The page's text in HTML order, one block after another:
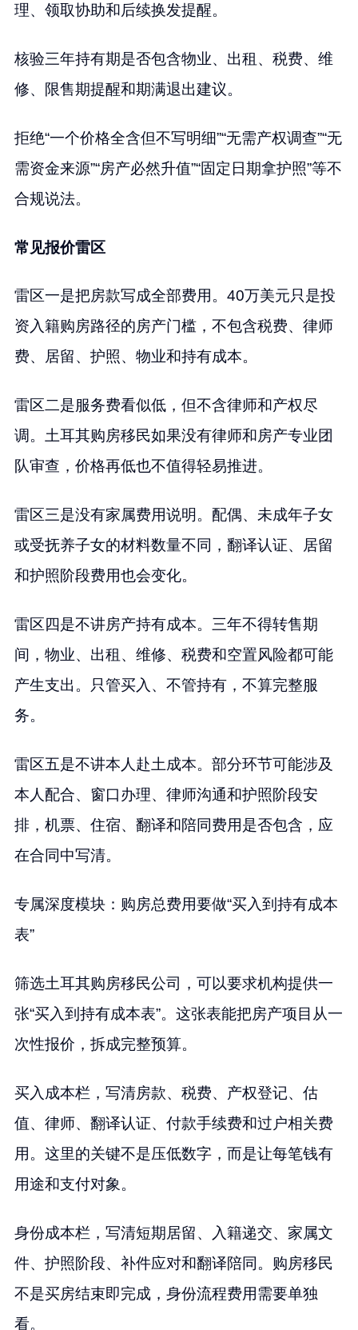
理、领取协助和后续换发提醒。
核验三年持有期是否包含物业、出租、税费、维
修、限售期提醒和期满退出建议。
拒绝“一个价格全含但不写明细”“无需产权调查”“无
需资金来源”“房产必然升值”“固定日期拿护照”等不
合规说法。
常见报价雷区
雷区一是把房款写成全部费用。40万美元只是投
资入籍购房路径的房产门槛，不包含税费、律师
费、居留、护照、物业和持有成本。
雷区二是服务费看似低，但不含律师和产权尽
调。土耳其购房移民如果没有律师和房产专业团
队审查，价格再低也不值得轻易推进。
雷区三是没有家属费用说明。配偶、未成年子女
或受抚养子女的材料数量不同，翻译认证、居留
和护照阶段费用也会变化。
雷区四是不讲房产持有成本。三年不得转售期
间，物业、出租、维修、税费和空置风险都可能
产生支出。只管买入、不管持有，不算完整服
务。
雷区五是不讲本人赴土成本。部分环节可能涉及
本人配合、窗口办理、律师沟通和护照阶段安
排，机票、住宿、翻译和陪同费用是否包含，应
在合同中写清。
专属深度模块：购房总费用要做“买入到持有成本
表”
筛选土耳其购房移民公司，可以要求机构提供一
张“买入到持有成本表”。这张表能把房产项目从一
次性报价，拆成完整预算。
买入成本栏，写清房款、税费、产权登记、估
值、律师、翻译认证、付款手续费和过户相关费
用。这里的关键不是压低数字，而是让每笔钱有
用途和支付对象。
身份成本栏，写清短期居留、入籍递交、家属文
件、护照阶段、补件应对和翻译陪同。购房移民
不是买房结束即完成，身份流程费用需要单独
看。